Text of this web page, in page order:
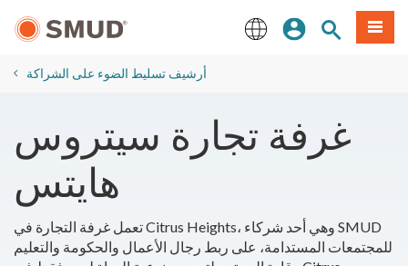
إلى
الرئيسي
تسجيل الدخول
بحث الموقع
طعام
أرشيف تسليط الضوء على الشراكة
غرفة تجارة سيتروس
هايتس
تعمل غرفة التجارة في Citrus Heights، وهي أحد شركاء SMUD
للمجتمعات المستدامة، على ربط رجال الأعمال والحكومة والتعليم